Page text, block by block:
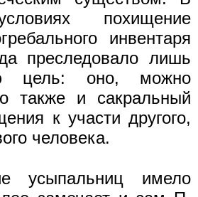
похищение
инвентаря
преследовало лишь
цель: оно, можно
также и сакральный
к участи другого,
человека.
усыпальниц имело